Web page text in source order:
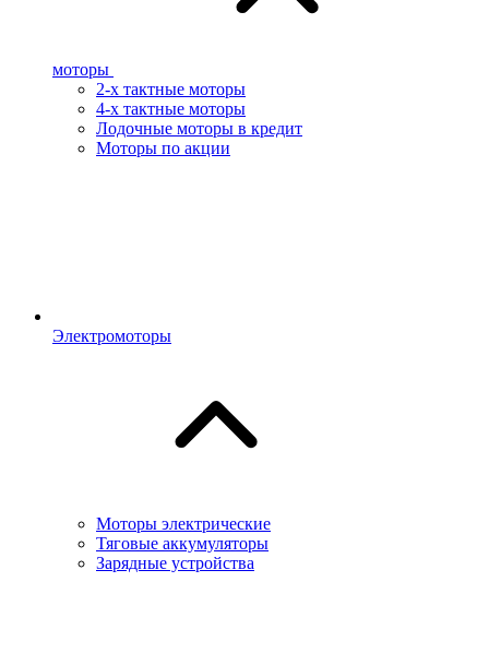
моторы
2-х тактные моторы
4-х тактные моторы
Лодочные моторы в кредит
Моторы по акции
Электромоторы
Моторы электрические
Тяговые аккумуляторы
Зарядные устройства